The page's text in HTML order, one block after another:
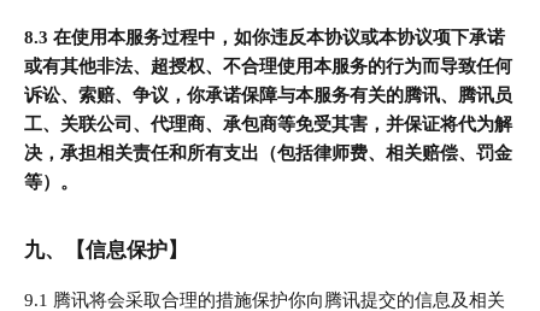
8.3 在使用本服务过程中，如你违反本协议或本协议项下承诺
或有其他非法、超授权、不合理使用本服务的行为而导致任何
诉讼、索赔、争议，你承诺保障与本服务有关的腾讯、腾讯员
工、关联公司、代理商、承包商等免受其害，并保证将代为解
决，承担相关责任和所有支出（包括律师费、相关赔偿、罚金
等）。
九、【信息保护】
9.1 腾讯将会采取合理的措施保护你向腾讯提交的信息及相关